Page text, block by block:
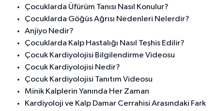
Çocuklarda Üfürüm Tanısı Nasıl Konulur?
Çocuklarda Göğüs Ağrısı Nedenleri Nelerdir?
Anjiyo Nedir?
Çocuklarda Kalp Hastalığı Nasıl Teşhis Edilir?
Çocuk Kardiyolojisi Bilgilendirme Videosu
Çocuk Kardiyolojisi Nedir?
Çocuk Kardiyolojisi Tanıtım Videosu
Minik Kalplerin Yanında Her Zaman
Kardiyoloji ve Kalp Damar Cerrahisi Arasındaki Fark